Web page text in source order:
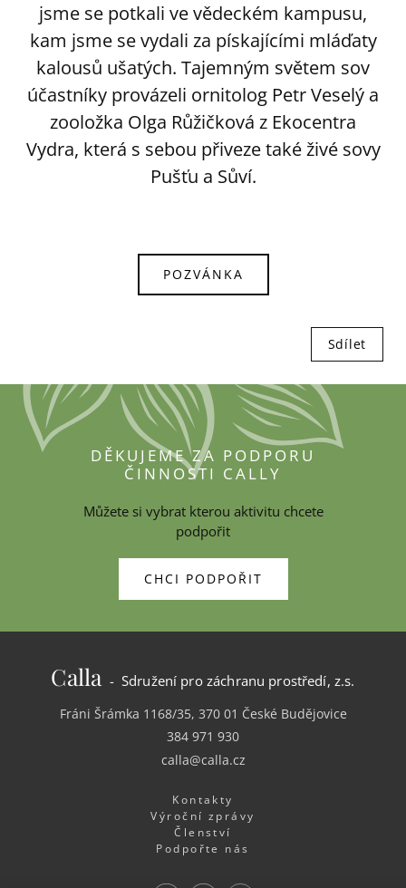
jsme se potkali ve vědeckém kampusu,
kam jsme se vydali za pískajícími mláďaty
kalousů ušatých. Tajemným světem sov
účastníky provázeli ornitolog Petr Veselý a
zooložka Olga Růžičková z Ekocentra
Vydra, která s sebou přiveze také živé sovy
Pušťu a Sůví.
POZVÁNKA
Sdílet
DĚKUJEME ZA PODPORU
ČINNOSTI CALLY
Můžete si vybrat kterou aktivitu chcete
podpořit
CHCI PODPOŘIT
Calla- Sdružení pro záchranu prostředí, z.s.
Fráni Šrámka 1168/35, 370 01 České Budějovice
384 971 930
calla@calla.cz
Kontakty
Výroční zprávy
Členství
Podpořte nás